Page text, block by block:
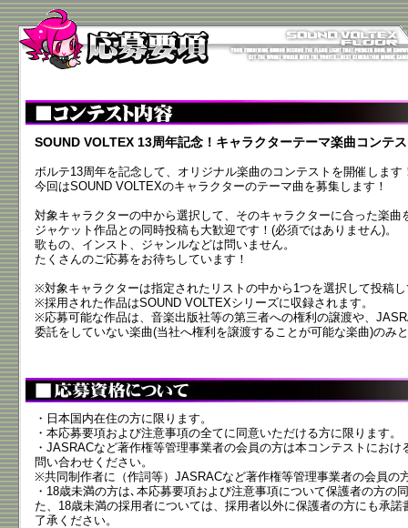
SOUND VOLTEX 13周年記念！キャラクターテーマ楽曲コンテ
ボルテ13周年を記念して、オリジナル楽曲のコンテストを開催します
今回はSOUND VOLTEXのキャラクターのテーマ曲を募集します！
対象キャラクターの中から選択して、そのキャラクターに合った楽曲
ジャケット作品との同時投稿も大歓迎です！(必須ではありません)。
歌もの、インスト、ジャンルなどは問いません。
たくさんのご応募をお待ちしています！
※対象キャラクターは指定されたリストの中から1つを選択して投稿
※採用された作品はSOUND VOLTEXシリーズに収録されます。
※応募可能な作品は、音楽出版社等の第三者への権利の譲渡や、
委託をしていない楽曲(当社へ権利を譲渡することが可能な楽曲)のみ
・日本国内在住の方に限ります。
・本応募要項および注意事項の全てに同意いただける方に限ります。
・JASRACなど著作権等管理事業者の会員の方は本コンテストにお
問い合わせください。
※共同制作者に（作詞等）JASRACなど著作権等管理事業者の会員の
・18歳未満の方は､本応募要項および注意事項について保護者の方の
た、18歳未満の採用者については、採用者以外に保護者の方にも承
了承ください。